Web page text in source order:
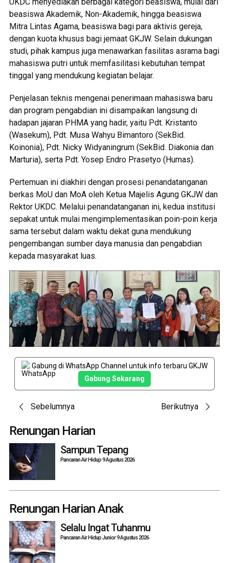
beasiswa Akademik, Non-Akademik, hingga beasiswa
Mitra Lintas Agama, beasiswa bagi para aktivis gereja,
dengan kuota khusus bagi jemaat GKJW. Selain dukungan
studi, pihak kampus juga menawarkan fasilitas asrama bagi
mahasiswa putri untuk memfasilitasi kebutuhan tempat
tinggal yang mendukung kegiatan belajar.
Penjelasan teknis mengenai penerimaan mahasiswa baru
dan program pengabdian ini disampaikan langsung di
hadapan jajaran PHMA yang hadir, yaitu Pdt. Kristanto
(Wasekum), Pdt. Musa Wahyu Bimantoro (SekBid.
Koinonia), Pdt. Nicky Widyaningrum (SekBid. Diakonia dan
Marturia), serta Pdt. Yosep Endro Prasetyo (Humas).
Pertemuan ini diakhiri dengan prosesi penandatanganan
berkas MoU dan MoA oleh Ketua Majelis Agung GKJW dan
Rektor UKDC. Melalui penandatanganan ini, kedua institusi
sepakat untuk mulai mengimplementasikan poin-poin kerja
sama tersebut dalam waktu dekat guna mendukung
pengembangan sumber daya manusia dan pengabdian
kepada masyarakat luas.
Gabung di WhatsApp Channel untuk info terbaru GKJW
Gabung Sekarang
Post
navigation
Sebelumnya Berikutnya
Renungan Harian
Sampun Tepang
Pancaran Air Hidup 9 Agustus 2026
Renungan Harian Anak
Selalu Ingat Tuhanmu
Pancaran Air Hidup Junior 9 Agustus 2026